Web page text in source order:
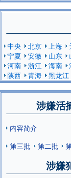
中央 北京 上海
宁夏
安徽 山东
河南
浙江 海南
陕西
青海 黑龙江
涉嫌活
内容简介
第三批
第二批
涉嫌